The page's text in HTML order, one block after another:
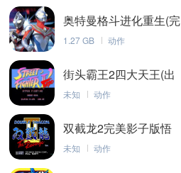
奥特曼格斗进化重生(完
美存档)
1.27 GB 动作
街头霸王2四大天王(出
招表)
未知 动作
双截龙2完美影子版悟
饭版
未知 动作